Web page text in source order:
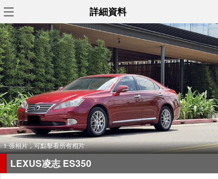
詳細資料
1 張相片，可點擊看所有相片
LEXUS凌志 ES350